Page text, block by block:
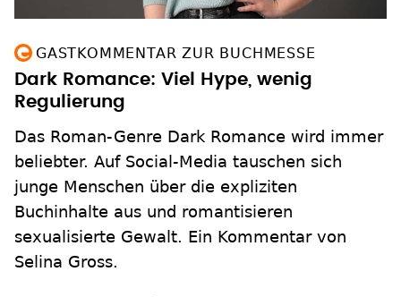
GASTKOMMENTAR ZUR BUCHMESSE
Dark Romance: Viel Hype, wenig
Regulierung
Das Roman-Genre Dark Romance wird immer
beliebter. Auf Social-Media tauschen sich
junge Menschen über die expliziten
Buchinhalte aus und romantisieren
sexualisierte Gewalt. Ein Kommentar von
Selina Gross.